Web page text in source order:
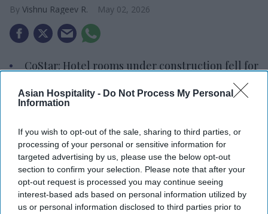
Asian Hospitality - Do Not Process My Personal
Information
If you wish to opt-out of the sale, sharing to third parties, or
processing of your personal or sensitive information for
targeted advertising by us, please use the below opt-out
section to confirm your selection. Please note that after your
opt-out request is processed you may continue seeing
interest-based ads based on personal information utilized by
us or personal information disclosed to third parties prior to
Vishnu Rageev R. May 02, 2026
CoStar: Hotel rooms under construction fell for
About 136,990 rooms were under construction,
Luxury segment expected to see the largest
supply increase.
U.S. HOTEL ROOMS under construction fell year
over year for the 15thconsecutive month in March,